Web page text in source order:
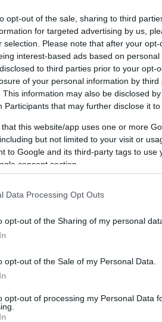
opt-out of the sale, sharing to third
for targeted advertising by us,
selection. Please note that after your
interest-based ads based on
to third parties prior to your opt-
of your personal information by third
This information may also be disclosed
Participants that may further disclose it
that this website/app uses one or more
but not limited to your visit or
to Google and its third-party tags to
consent section.
Data Processing Opt Outs
opt-out of the Sharing of my personal
opt-out of the Sale of my Personal Data.
opt-out of processing my Personal Data
)
hogy egyén
elégedettebb életet éljen,
stresszt és konfliktusokat,
kommunikáljon másokkal,
hatással legyen
A személyiségfejlesztés
A
jelentőséggel bír, mivel
befolyásolja az egyén
kapcsolatait és szakmai
fejlesztési folyamat révén az
válik arra, hogy jobban
és másokat, ami lehetővé
hogy tudatosabban
interakcióit.
1. Növekedett
saját magukat, felismerjék